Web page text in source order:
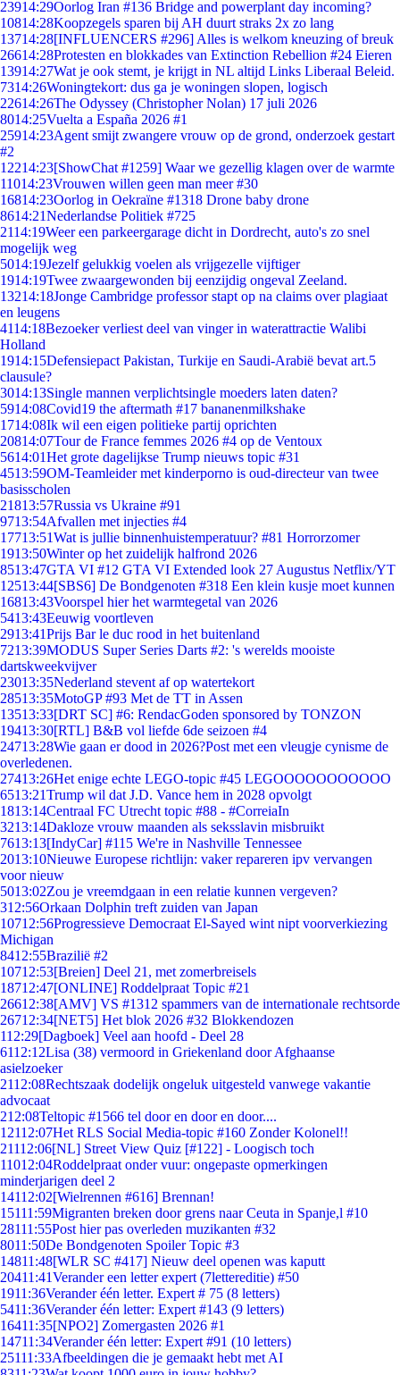
23914:29Oorlog Iran #136 Bridge and powerplant day incoming?
10814:28Koopzegels sparen bij AH duurt straks 2x zo lang
13714:28[INFLUENCERS #296] Alles is welkom kneuzing of breuk
26614:28Protesten en blokkades van Extinction Rebellion #24 Eieren
13914:27Wat je ook stemt, je krijgt in NL altijd Links Liberaal Beleid.
7314:26Woningtekort: dus ga je woningen slopen, logisch
22614:26The Odyssey (Christopher Nolan) 17 juli 2026
8014:25Vuelta a España 2026 #1
25914:23Agent smijt zwangere vrouw op de grond, onderzoek gestart
#2
12214:23[ShowChat #1259] Waar we gezellig klagen over de warmte
11014:23Vrouwen willen geen man meer #30
16814:23Oorlog in Oekraïne #1318 Drone baby drone
8614:21Nederlandse Politiek #725
2114:19Weer een parkeergarage dicht in Dordrecht, auto's zo snel
mogelijk weg
5014:19Jezelf gelukkig voelen als vrijgezelle vijftiger
1914:19Twee zwaargewonden bij eenzijdig ongeval Zeeland.
13214:18Jonge Cambridge professor stapt op na claims over plagiaat
en leugens
4114:18Bezoeker verliest deel van vinger in waterattractie Walibi
Holland
1914:15Defensiepact Pakistan, Turkije en Saudi-Arabië bevat art.5
clausule?
3014:13Single mannen verplichtsingle moeders laten daten?
5914:08Covid19 the aftermath #17 bananenmilkshake
1714:08Ik wil een eigen politieke partij oprichten
20814:07Tour de France femmes 2026 #4 op de Ventoux
5614:01Het grote dagelijkse Trump nieuws topic #31
4513:59OM-Teamleider met kinderporno is oud-directeur van twee
basisscholen
21813:57Russia vs Ukraine #91
9713:54Afvallen met injecties #4
17713:51Wat is jullie binnenhuistemperatuur? #81 Horrorzomer
1913:50Winter op het zuidelijk halfrond 2026
8513:47GTA VI #12 GTA VI Extended look 27 Augustus Netflix/YT
12513:44[SBS6] De Bondgenoten #318 Een klein kusje moet kunnen
16813:43Voorspel hier het warmtegetal van 2026
5413:43Eeuwig voortleven
2913:41Prijs Bar le duc rood in het buitenland
7213:39MODUS Super Series Darts #2: 's werelds mooiste
dartskweekvijver
23013:35Nederland stevent af op watertekort
28513:35MotoGP #93 Met de TT in Assen
13513:33[DRT SC] #6: RendacGoden sponsored by TONZON
19413:30[RTL] B&B vol liefde 6de seizoen #4
24713:28Wie gaan er dood in 2026?Post met een vleugje cynisme de
overledenen.
27413:26Het enige echte LEGO-topic #45 LEGOOOOOOOOOOO
6513:21Trump wil dat J.D. Vance hem in 2028 opvolgt
1813:14Centraal FC Utrecht topic #88 - #CorreiaIn
3213:14Dakloze vrouw maanden als seksslavin misbruikt
7613:13[IndyCar] #115 We're in Nashville Tennessee
2013:10Nieuwe Europese richtlijn: vaker repareren ipv vervangen
voor nieuw
5013:02Zou je vreemdgaan in een relatie kunnen vergeven?
312:56Orkaan Dolphin treft zuiden van Japan
10712:56Progressieve Democraat El-Sayed wint nipt voorverkiezing
Michigan
8412:55Brazilië #2
10712:53[Breien] Deel 21, met zomerbreisels
18712:47[ONLINE] Roddelpraat Topic #21
26612:38[AMV] VS #1312 spammers van de internationale rechtsorde
26712:34[NET5] Het blok 2026 #32 Blokkendozen
112:29[Dagboek] Veel aan hoofd - Deel 28
6112:12Lisa (38) vermoord in Griekenland door Afghaanse
asielzoeker
2112:08Rechtszaak dodelijk ongeluk uitgesteld vanwege vakantie
advocaat
212:08Teltopic #1566 tel door en door en door....
12112:07Het RLS Social Media-topic #160 Zonder Kolonel!!
21112:06[NL] Street View Quiz [#122] - Loogisch toch
11012:04Roddelpraat onder vuur: ongepaste opmerkingen
minderjarigen deel 2
14112:02[Wielrennen #616] Brennan!
15111:59Migranten breken door grens naar Ceuta in Spanje,l #10
28111:55Post hier pas overleden muzikanten #32
8011:50De Bondgenoten Spoiler Topic #3
14811:48[WLR SC #417] Nieuw deel openen was kaputt
20411:41Verander een letter expert (7lettereditie) #50
1911:36Verander één letter. Expert # 75 (8 letters)
5411:36Verander één letter: Expert #143 (9 letters)
16411:35[NPO2] Zomergasten 2026 #1
14711:34Verander één letter: Expert #91 (10 letters)
25111:33Afbeeldingen die je gemaakt hebt met AI